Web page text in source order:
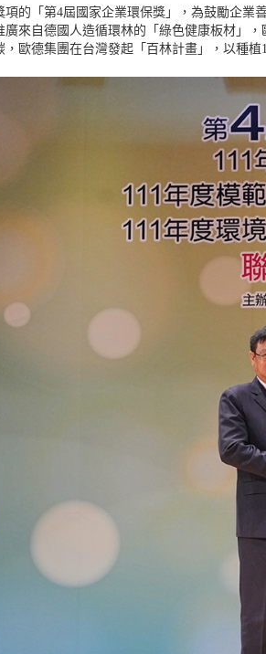
的「第4屆國家企業環保獎」，為鼓勵企
來自德國人造循環林的「綠色健康板材」
歐德集團在台灣發起「百林計畫」，以種植